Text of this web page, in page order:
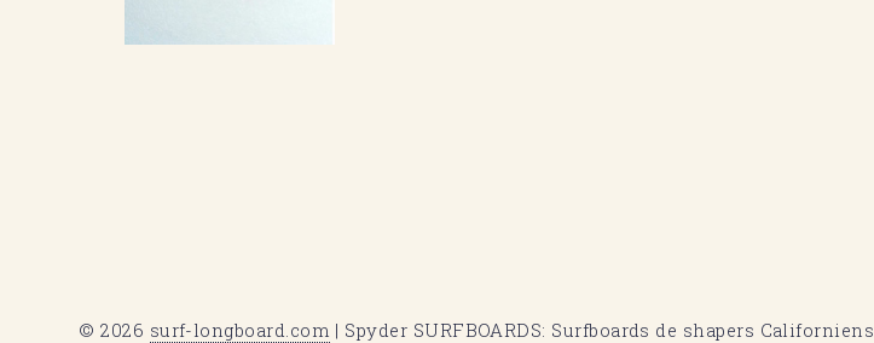
© 2026 surf-longboard.com | Spyder SURFBOARDS: Surfboards de shapers Californiens